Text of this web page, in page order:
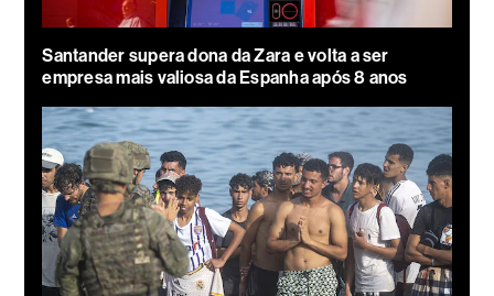
Santander supera dona da Zara e volta a ser
empresa mais valiosa da Espanha após 8 anos